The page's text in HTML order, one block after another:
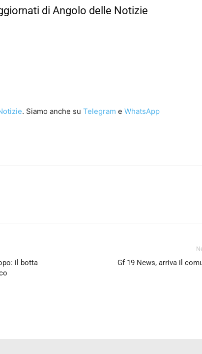
di Angolo delle Notizie
. Siamo anche su Telegram e WhatsApp
il botta
Gf 19 News, arriva il